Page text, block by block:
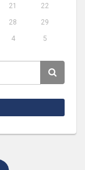
21
22
28
29
4 5